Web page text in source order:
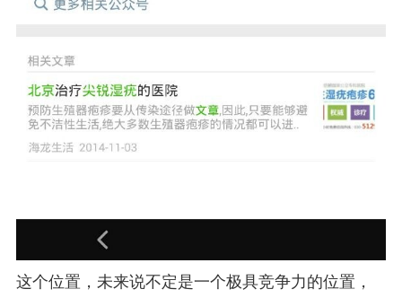
这个位置，未来说不定是一个极具竞争力的位置，